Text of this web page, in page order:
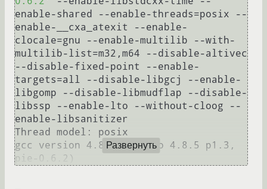
enable-shared --enable-threads=posix --
enable-__cxa_atexit --enable-
clocale=gnu --enable-multilib --with-
multilib-list=m32,m64 --disable-altivec
--disable-fixed-point --enable-
targets=all --disable-libgcj --enable-
libgomp --disable-libmudflap --disable-
libssp --enable-lto --without-cloog --
enable-libsanitizer
Thread model: posix
gcc version 4.8.5 (Gentoo 4.8.5 p1.3,
Развернуть